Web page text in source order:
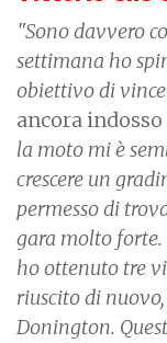
"Sono davvero
settimana ho
obiettivo di
ancora
la moto mi è
crescere un
permesso di
gara molto forte.
ho ottenuto tre
riuscito di
Donington.